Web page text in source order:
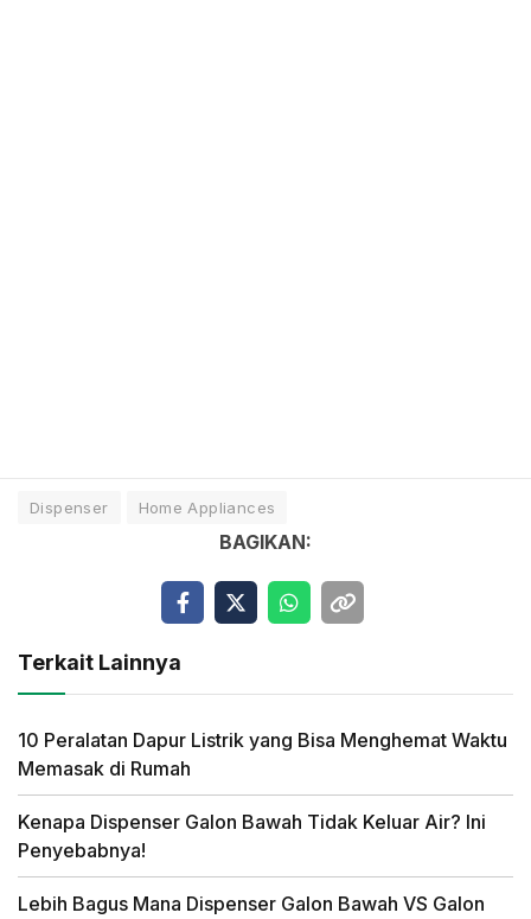
Dispenser Home Appliances
BAGIKAN:
Terkait Lainnya
10 Peralatan Dapur Listrik yang Bisa Menghemat Waktu
Memasak di Rumah
Kenapa Dispenser Galon Bawah Tidak Keluar Air? Ini
Penyebabnya!
Lebih Bagus Mana Dispenser Galon Bawah VS Galon